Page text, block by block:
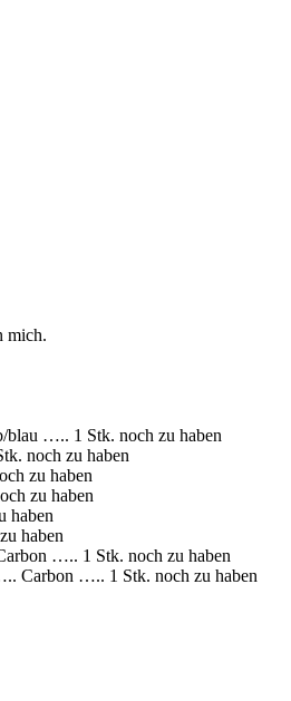
mich.
….. 1 Stk. noch zu haben
noch zu haben
zu haben
zu haben
haben
haben
….. 1 Stk. noch zu haben
Carbon ….. 1 Stk. noch zu haben